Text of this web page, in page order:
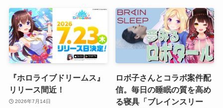
『ホロライブドリームス』
リリース間近！
2026年7月14日
ロボ子さんとコラボ案件配
信。毎日の睡眠の質を高め
る寝具「ブレインスリー